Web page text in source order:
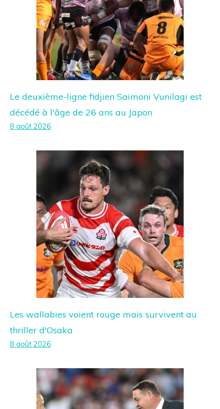
Le deuxième-ligne fidjien Saimoni Vunilagi est
décédé à l'âge de 26 ans au Japon
8 août 2026
Les wallabies voient rouge mais survivent au
thriller d'Osaka
8 août 2026